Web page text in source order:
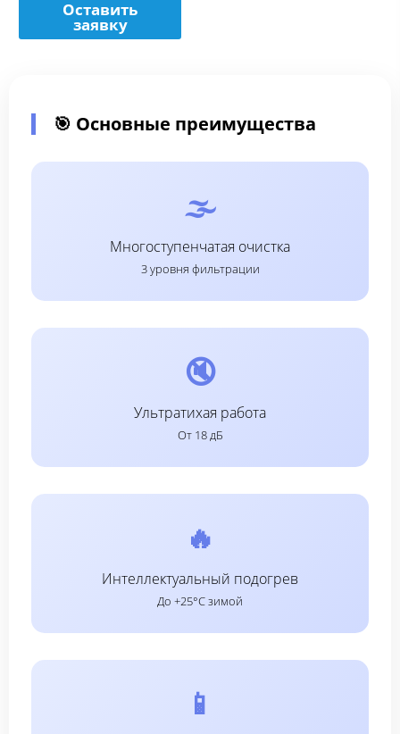
Оставить
заявку
🎯 Основные преимущества
🌫️
Многоступенчатая очистка
3 уровня фильтрации
🔇
Ультратихая работа
От 18 дБ
🔥
Интеллектуальный подогрев
До +25°C зимой
📱